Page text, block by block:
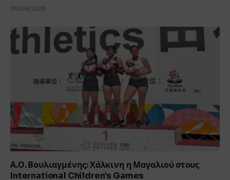
06/08/2026
Α.Ο. Βουλιαγμένης: Χάλκινη η Μαγαλιού στους
International Children’s Games